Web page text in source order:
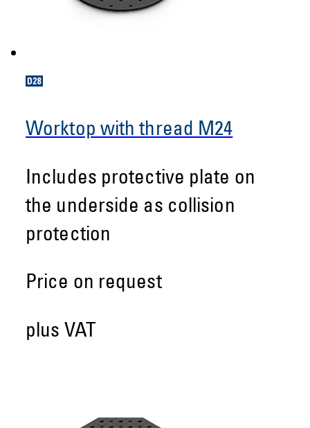
Worktop with thread M24
Includes protective plate on
the underside as collision
protection
Price on request
plus VAT